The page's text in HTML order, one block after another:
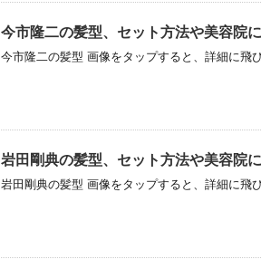
今市隆二の髪型、セット方法や美容院
今市隆二の髪型 画像をタップすると、詳細に
岩田剛典の髪型、セット方法や美容院
岩田剛典の髪型 画像をタップすると、詳細に